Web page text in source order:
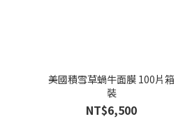
美國積雪草蝸牛面膜 100片箱
裝
NT$6,500